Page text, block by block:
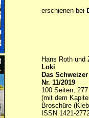
erschienen bei
Hans Roth und
Loki
Das
Nr. 11/2019
100 Seiten,
(mit dem
Broschüre
ISSN 1421-